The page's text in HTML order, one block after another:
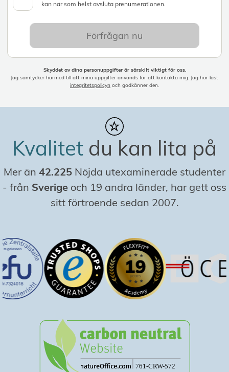
kan när som helst avsluta prenumerationen.
Förfrågan nu
Skyddet av dina personuppgifter är särskilt viktigt för oss.
Jag samtycker härmed till att mina uppgifter används för att kontakta mig. Jag har läst
integritetspolicyn och godkänner den.
Kvalitet du kan lita på
Mer än 42.225 Nöjda utexaminerade studenter
- från Sverige och 19 andra länder, har gett oss
sitt förtroende sedan 2007.